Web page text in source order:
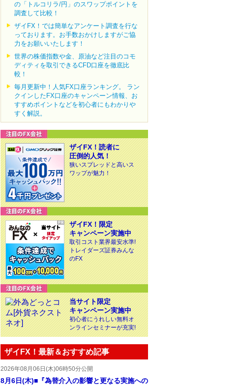
の「トルコリラ/円」のスワップポイントを
調査して比較！
ザイFX！では簡単なアンケート調査を行な
っております。お手数おかけしますがご協
力をお願いいたします！
世界の株価指数や金、原油など注目のコモ
ディティを取引できるCFD口座を徹底比
較！
毎月更新中！人気FX口座ランキング。 ラン
クインしたFX口座のキャンペーン情報、お
すすめポイントなどを初心者にもわかりや
すく解説。
ザイFX！読者に
圧倒的人気！
狭いスプレッドと高いス
ワップが魅力！
ザイFX！限定
キャンペーン実施中
取引コスト業界最安水準!
トレイダーズ証券みんな
のFX
当サイト限定
キャンペーン実施中
初心者にうれしい無料オ
ンラインセミナーが充実!
ザイFX！最新＆おすすめ記事
2026年08月06日(木)06時50分公開
8月6日(木)■『為替介入の影響と更なる実施への